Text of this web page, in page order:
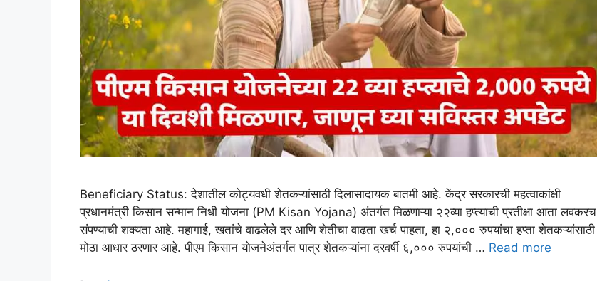
Beneficiary Status: देशातील कोट्यवधी शेतकऱ्यांसाठी दिलासादायक बातमी आहे. केंद्र सरकारची महत्वाकांक्षी
प्रधानमंत्री किसान सन्मान निधी योजना (PM Kisan Yojana) अंतर्गत मिळणाऱ्या २२व्या हप्त्याची प्रतीक्षा आता लवकरच
संपण्याची शक्यता आहे. महागाई, खतांचे वाढलेले दर आणि शेतीचा वाढता खर्च पाहता, हा २,००० रुपयांचा हप्ता शेतकऱ्यांसाठी
मोठा आधार ठरणार आहे. पीएम किसान योजनेअंतर्गत पात्र शेतकऱ्यांना दरवर्षी ६,००० रुपयांची … Read more